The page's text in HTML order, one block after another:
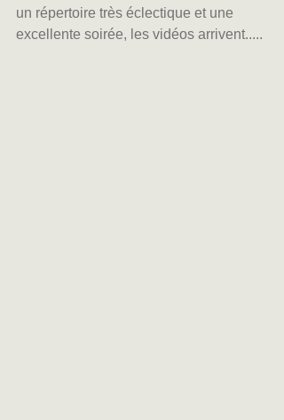
un répertoire très éclectique et une
excellente soirée, les vidéos arrivent.....